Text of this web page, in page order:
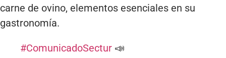
carne de ovino, elementos esenciales en su
gastronomía.
#ComunicadoSectur 📣